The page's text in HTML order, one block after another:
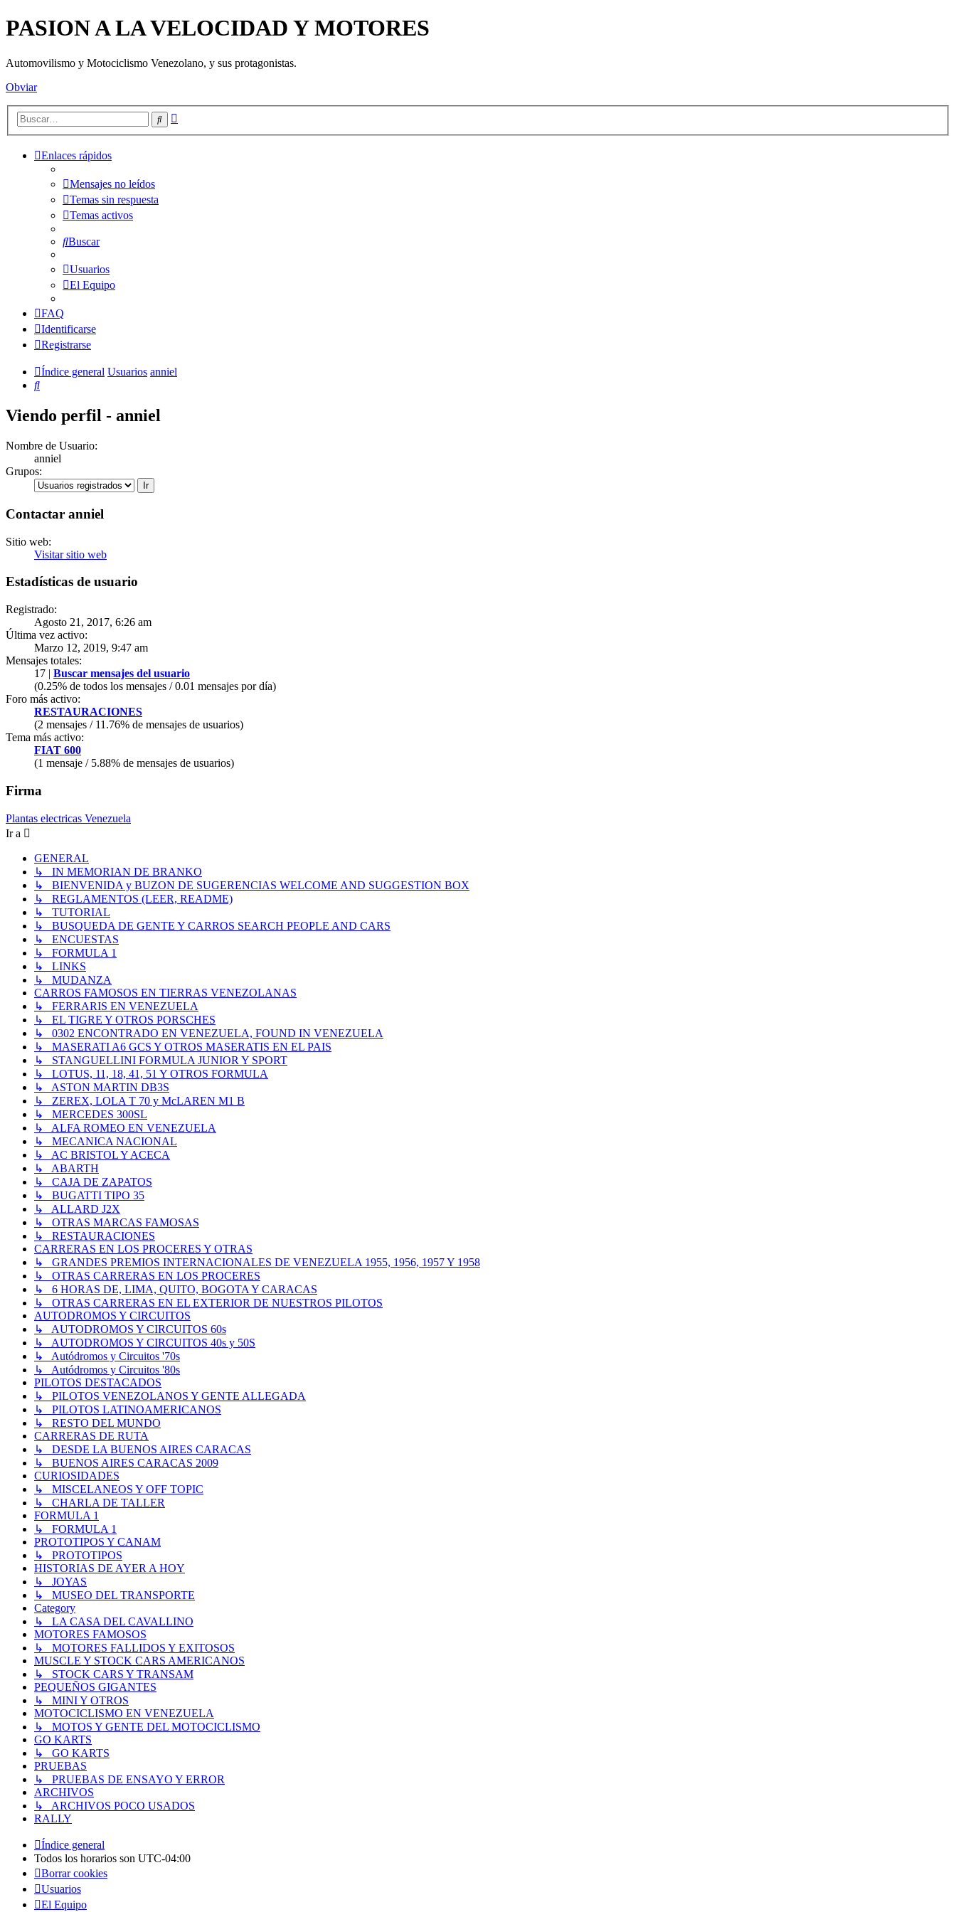
PASION A LA VELOCIDAD Y MOTORES
Automovilismo y Motociclismo Venezolano, y sus protagonistas.
Obviar
Buscar
Enlaces rápidos
Mensajes no leídos
Temas sin respuesta
Temas activos
Buscar
Usuarios
El Equipo
FAQ
Identificarse
Registrarse
Índice general Usuarios anniel
Buscar
Viendo perfil - anniel
Nombre de Usuario:
anniel
Grupos:
Contactar anniel
Sitio web:
Visitar sitio web
Estadísticas de usuario
Registrado:
Agosto 21, 2017, 6:26 am
Última vez activo:
Marzo 12, 2019, 9:47 am
Mensajes totales:
17 | Buscar mensajes del usuario
(0.25% de todos los mensajes / 0.01 mensajes por día)
Foro más activo:
RESTAURACIONES
(2 mensajes / 11.76% de mensajes de usuarios)
Tema más activo:
FIAT 600
(1 mensaje / 5.88% de mensajes de usuarios)
Firma
Plantas electricas Venezuela
Ir a
GENERAL
↳ IN MEMORIAN DE BRANKO
↳ BIENVENIDA y BUZON DE SUGERENCIAS WELCOME AND SUGGESTION BOX
↳ REGLAMENTOS (LEER, README)
↳ TUTORIAL
↳ BUSQUEDA DE GENTE Y CARROS SEARCH PEOPLE AND CARS
↳ ENCUESTAS
↳ FORMULA 1
↳ LINKS
↳ MUDANZA
CARROS FAMOSOS EN TIERRAS VENEZOLANAS
↳ FERRARIS EN VENEZUELA
↳ EL TIGRE Y OTROS PORSCHES
↳ 0302 ENCONTRADO EN VENEZUELA, FOUND IN VENEZUELA
↳ MASERATI A6 GCS Y OTROS MASERATIS EN EL PAIS
↳ STANGUELLINI FORMULA JUNIOR Y SPORT
↳ LOTUS, 11, 18, 41, 51 Y OTROS FORMULA
↳ ASTON MARTIN DB3S
↳ ZEREX, LOLA T 70 y McLAREN M1 B
↳ MERCEDES 300SL
↳ ALFA ROMEO EN VENEZUELA
↳ MECANICA NACIONAL
↳ AC BRISTOL Y ACECA
↳ ABARTH
↳ CAJA DE ZAPATOS
↳ BUGATTI TIPO 35
↳ ALLARD J2X
↳ OTRAS MARCAS FAMOSAS
↳ RESTAURACIONES
CARRERAS EN LOS PROCERES Y OTRAS
↳ GRANDES PREMIOS INTERNACIONALES DE VENEZUELA 1955, 1956, 1957 Y 1958
↳ OTRAS CARRERAS EN LOS PROCERES
↳ 6 HORAS DE, LIMA, QUITO, BOGOTA Y CARACAS
↳ OTRAS CARRERAS EN EL EXTERIOR DE NUESTROS PILOTOS
AUTODROMOS Y CIRCUITOS
↳ AUTODROMOS Y CIRCUITOS 60s
↳ AUTODROMOS Y CIRCUITOS 40s y 50S
↳ Autódromos y Circuitos '70s
↳ Autódromos y Circuitos '80s
PILOTOS DESTACADOS
↳ PILOTOS VENEZOLANOS Y GENTE ALLEGADA
↳ PILOTOS LATINOAMERICANOS
↳ RESTO DEL MUNDO
CARRERAS DE RUTA
↳ DESDE LA BUENOS AIRES CARACAS
↳ BUENOS AIRES CARACAS 2009
CURIOSIDADES
↳ MISCELANEOS Y OFF TOPIC
↳ CHARLA DE TALLER
FORMULA 1
↳ FORMULA 1
PROTOTIPOS Y CANAM
↳ PROTOTIPOS
HISTORIAS DE AYER A HOY
↳ JOYAS
↳ MUSEO DEL TRANSPORTE
Category
↳ LA CASA DEL CAVALLINO
MOTORES FAMOSOS
↳ MOTORES FALLIDOS Y EXITOSOS
MUSCLE Y STOCK CARS AMERICANOS
↳ STOCK CARS Y TRANSAM
PEQUEÑOS GIGANTES
↳ MINI Y OTROS
MOTOCICLISMO EN VENEZUELA
↳ MOTOS Y GENTE DEL MOTOCICLISMO
GO KARTS
↳ GO KARTS
PRUEBAS
↳ PRUEBAS DE ENSAYO Y ERROR
ARCHIVOS
↳ ARCHIVOS POCO USADOS
RALLY
Índice general
Todos los horarios son UTC-04:00
Borrar cookies
Usuarios
El Equipo